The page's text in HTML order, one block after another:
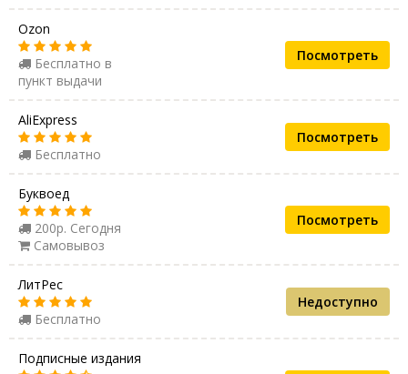
Ozon
Бесплатно в
пункт выдачи
Посмотреть
AliExpress
Бесплатно
Посмотреть
Буквоед
200р. Сегодня
Самовывоз
Посмотреть
ЛитРес
Бесплатно
Недоступно
Подписные издания